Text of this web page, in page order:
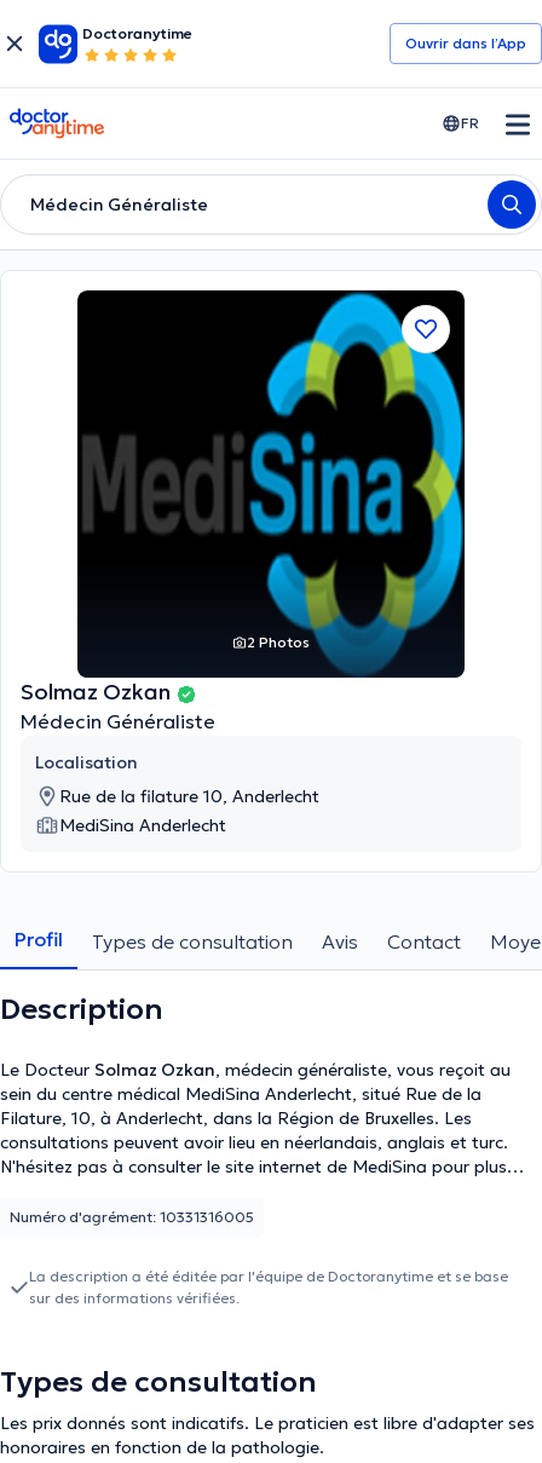
Doctoranytime
Ouvrir dans l’App
doctoranytime FR
Médecin Généraliste
2 Photos
Solmaz Ozkan
Médecin Généraliste
Localisation
Rue de la filature 10, Anderlecht
MediSina Anderlecht
Profil Types de consultation Avis Contact
Description
Le Docteur Solmaz Ozkan, médecin généraliste, vous reçoit au
sein du centre médical MediSina Anderlecht, situé Rue de la
Filature, 10, à Anderlecht, dans la Région de Bruxelles. Les
consultations peuvent avoir lieu en néerlandais, anglais et turc.
N'hésitez pas à consulter le site internet de MediSina pour plus
Numéro d'agrément: 10331316005
La description a été éditée par l'équipe de Doctoranytime et se base
sur des informations vérifiées.
Types de consultation
Les prix donnés sont indicatifs. Le praticien est libre d'adapter ses
honoraires en fonction de la pathologie.